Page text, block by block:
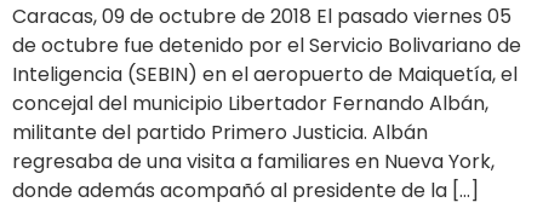
Caracas, 09 de octubre de 2018 El pasado viernes 05
de octubre fue detenido por el Servicio Bolivariano de
Inteligencia (SEBIN) en el aeropuerto de Maiquetía, el
concejal del municipio Libertador Fernando Albán,
militante del partido Primero Justicia. Albán
regresaba de una visita a familiares en Nueva York,
donde además acompañó al presidente de la […]